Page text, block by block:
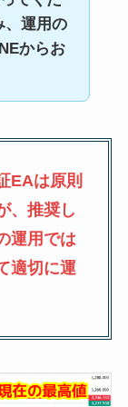
、運用の
からお
EAは原則
、推奨し
運用では
適切に運